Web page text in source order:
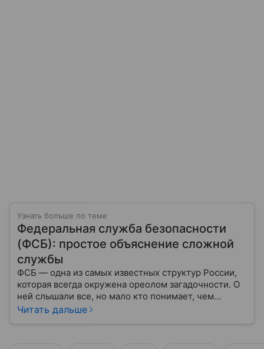
Узнать больше по теме
Федеральная служба безопасности
(ФСБ): простое объяснение сложной
службы
ФСБ — одна из самых известных структур России,
которая всегда окружена ореолом загадочности. О
ней слышали все, но мало кто понимает, чем
именно занимается Федеральная служба
Читать дальше